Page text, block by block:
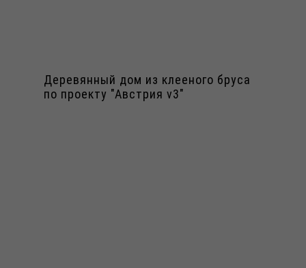
Деревянный дом из клееного бруса
по проекту "Австрия v3"